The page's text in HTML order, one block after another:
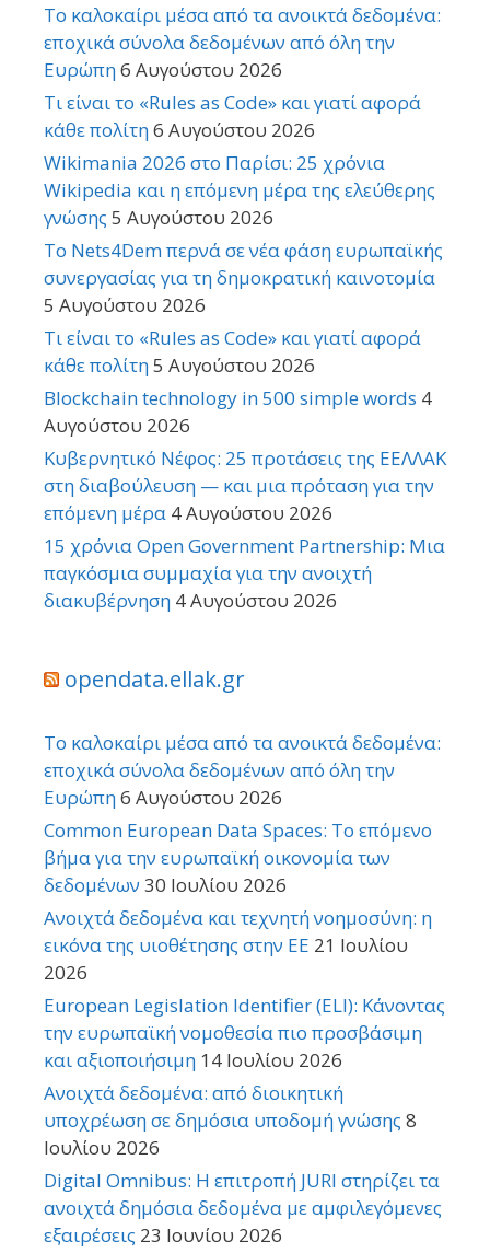
Το καλοκαίρι μέσα από τα ανοικτά δεδομένα:
εποχικά σύνολα δεδομένων από όλη την
Ευρώπη6 Αυγούστου 2026
Τι είναι το «Rules as Code» και γιατί αφορά
κάθε πολίτη6 Αυγούστου 2026
Wikimania 2026 στο Παρίσι: 25 χρόνια
Wikipedia και η επόμενη μέρα της ελεύθερης
γνώσης 5 Αυγούστου 2026
Το Nets4Dem περνά σε νέα φάση ευρωπαϊκής
συνεργασίας για τη δημοκρατική καινοτομία
5 Αυγούστου 2026
Τι είναι το «Rules as Code» και γιατί αφορά
κάθε πολίτη5 Αυγούστου 2026
Blockchain technology in 500 simple words 4
Αυγούστου 2026
Κυβερνητικό Νέφος: 25 προτάσεις της ΕΕΛΛΑΚ
στη διαβούλευση — και μια πρόταση για την
επόμενη μέρα 4 Αυγούστου 2026
15 χρόνια Open Government Partnership: Μια
παγκόσμια συμμαχία για την ανοιχτή
διακυβέρνηση 4 Αυγούστου 2026
opendata.ellak.gr
Το καλοκαίρι μέσα από τα ανοικτά δεδομένα:
εποχικά σύνολα δεδομένων από όλη την
Ευρώπη6 Αυγούστου 2026
Common European Data Spaces: Το επόμενο
βήμα για την ευρωπαϊκή οικονομία των
δεδομένων 30 Ιουλίου 2026
Ανοιχτά δεδομένα και τεχνητή νοημοσύνη: η
εικόνα της υιοθέτησης στην ΕΕ 21 Ιουλίου
2026
European Legislation Identifier (ELI): Κάνοντας
την ευρωπαϊκή νομοθεσία πιο προσβάσιμη
και αξιοποιήσιμη 14 Ιουλίου 2026
Ανοιχτά δεδομένα: από διοικητική
υποχρέωση σε δημόσια υποδομή γνώσης 8
Ιουλίου 2026
Digital Omnibus: Η επιτροπή JURI στηρίζει τα
ανοιχτά δημόσια δεδομένα με αμφιλεγόμενες
εξαιρέσεις 23 Ιουνίου 2026